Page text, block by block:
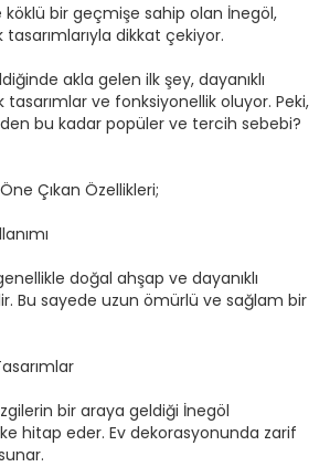
bir geçmişe sahip olan İnegöl,
tasarımlarıyla dikkat çekiyor.
akla gelen ilk şey, dayanıklı
ve fonksiyonellik oluyor. Peki,
bu kadar popüler ve tercih sebebi?
Çıkan Özellikleri;
doğal ahşap ve dayanıklı
Bu sayede uzun ömürlü ve sağlam bir
bir araya geldiği İnegöl
hitap eder. Ev dekorasyonunda zarif